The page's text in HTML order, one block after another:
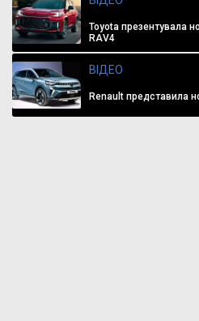
Toyota презентувала
RAV4
ВІДЕО
Renault представила